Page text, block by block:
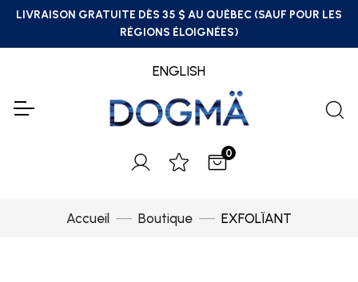
LIVRAISON GRATUITE DÈS 35 $ AU QUÉBEC (SAUF POUR LES
RÉGIONS ÉLOIGNÉES)
ENGLISH
0
Accueil Boutique EXFOLÏANT